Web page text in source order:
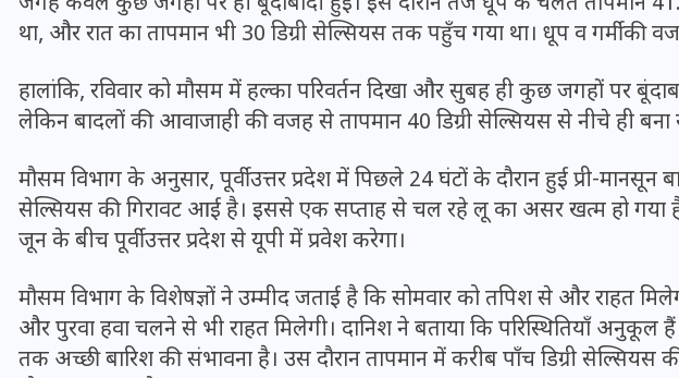
था, और रात का तापमान भी 30 डिग्री सेल्सियस तक पहुँच गया था। धूप व गर्मी की
हालांकि, रविवार को मौसम में हल्का परिवर्तन दिखा और सुबह ही कुछ जगहों पर
लेकिन बादलों की आवाजाही की वजह से तापमान 40 डिग्री सेल्सियस से नीचे ही बना
मौसम विभाग के अनुसार, पूर्वी उत्तर प्रदेश में पिछले 24 घंटों के दौरान हुई प्री-मानसून
सेल्सियस की गिरावट आई है। इससे एक सप्ताह से चल रहे लू का असर खत्म हो गया
जून के बीच पूर्वी उत्तर प्रदेश से यूपी में प्रवेश करेगा।
मौसम विभाग के विशेषज्ञों ने उम्मीद जताई है कि सोमवार को तपिश से और राहत
और पुरवा हवा चलने से भी राहत मिलेगी। दानिश ने बताया कि परिस्थितियाँ
तक अच्छी बारिश की संभावना है। उस दौरान तापमान में करीब पाँच डिग्री
UPSSSC Lekhpal Recruitment
2025: यूपी में लेखपाल के पदों
पर बंपर भर्ती का विज्ञापन जारी,
UPSSSC
2025:
पर बंपर